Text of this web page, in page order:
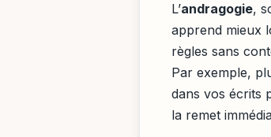
L’andragogie,
apprend mieux
règles sans
Par exemple,
dans vos écrits
la remet